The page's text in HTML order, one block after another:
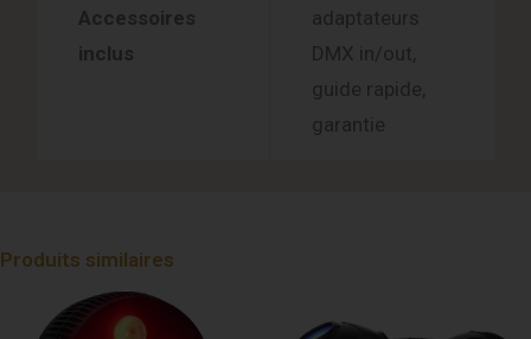
Accessoires
inclus
adaptateurs
DMX in/out,
guide rapide,
garantie
Produits similaires